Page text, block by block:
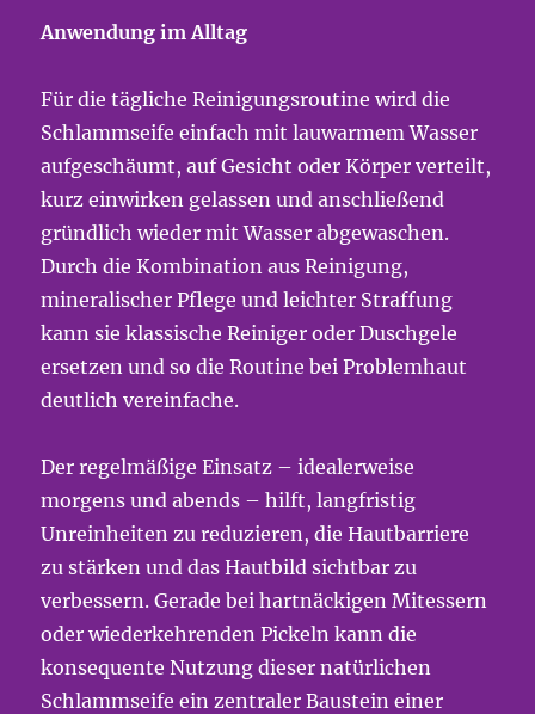
Anwendung im Alltag
Für die tägliche Reinigungsroutine wird die
Schlammseife einfach mit lauwarmem Wasser
aufgeschäumt, auf Gesicht oder Körper verteilt,
kurz einwirken gelassen und anschließend
gründlich wieder mit Wasser abgewaschen.
Durch die Kombination aus Reinigung,
mineralischer Pflege und leichter Straffung
kann sie klassische Reiniger oder Duschgele
ersetzen und so die Routine bei Problemhaut
deutlich vereinfache.
Der regelmäßige Einsatz – idealerweise
morgens und abends – hilft, langfristig
Unreinheiten zu reduzieren, die Hautbarriere
zu stärken und das Hautbild sichtbar zu
verbessern. Gerade bei hartnäckigen Mitessern
oder wiederkehrenden Pickeln kann die
konsequente Nutzung dieser natürlichen
Schlammseife ein zentraler Baustein einer